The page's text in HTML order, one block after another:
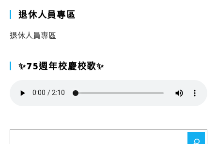
退休人員專區
退休人員專區
✨75週年校慶校歌✨